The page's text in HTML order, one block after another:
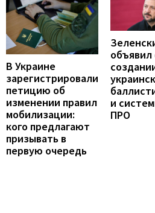
В Украине
зарегистрировали
петицию об
изменении правил
мобилизации:
кого предлагают
призывать в
первую очередь
объявил
и
ПРО